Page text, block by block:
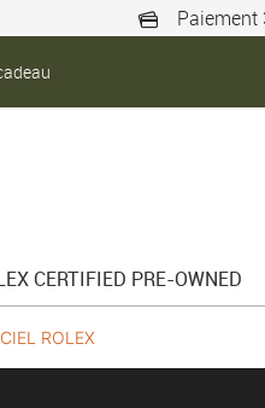
CERTIFIED PRE-OWNED
ROLEX